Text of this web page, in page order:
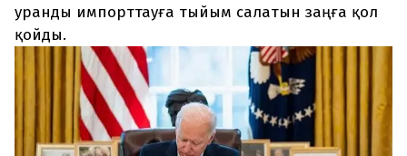
Редакциямен байланыс
+7 708 604 51 06
Жарнама бөлімі
+7 701 220 64 52
Пошта
zhasalash100@gmail.com
уранды импорттауға тыйым салатын заңға қол
қойды.